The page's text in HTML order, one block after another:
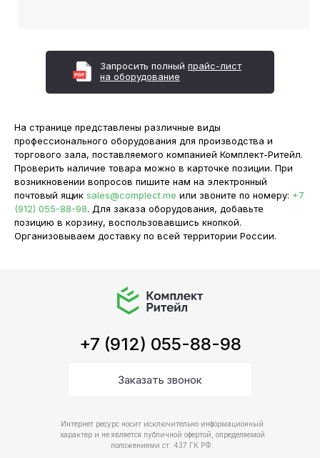
Запросить полный прайс-лист
на оборудование
На странице представлены различные виды
профессионального оборудования для производства и
торгового зала, поставляемого компанией Комплект-Ритейл.
Проверить наличие товара можно в карточке позиции. При
возникновении вопросов пишите нам на электронный
почтовый ящик sales@complect.me или звоните по номеру: +7
(912) 055-88-98. Для заказа оборудования, добавьте
позицию в корзину, воспользовавшись кнопкой.
Организовываем доставку по всей территории России.
Оборудование
По категориям
Готовые решения
Прайс-лист
+7 (912) 055-88-98
Время работы:
9:00-18:00
Выходные:
сб, вс, праздничные дни
Заказать звонок
Карта сайта
Интернет ресурс носит исключительно информационный
характер и не является публичной офертой, определяемой
положениями ст. 437 ГК РФ.